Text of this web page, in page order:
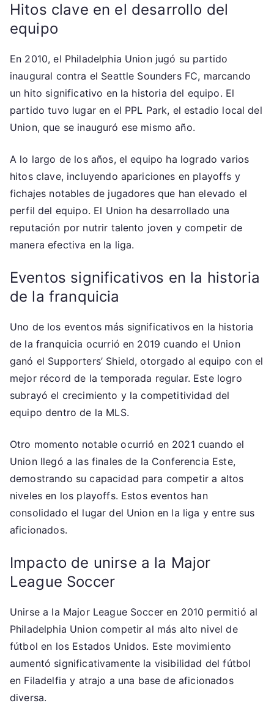
Hitos clave en el desarrollo del
equipo
En 2010, el Philadelphia Union jugó su partido
inaugural contra el Seattle Sounders FC, marcando
un hito significativo en la historia del equipo. El
partido tuvo lugar en el PPL Park, el estadio local del
Union, que se inauguró ese mismo año.
A lo largo de los años, el equipo ha logrado varios
hitos clave, incluyendo apariciones en playoffs y
fichajes notables de jugadores que han elevado el
perfil del equipo. El Union ha desarrollado una
reputación por nutrir talento joven y competir de
manera efectiva en la liga.
Eventos significativos en la historia
de la franquicia
Uno de los eventos más significativos en la historia
de la franquicia ocurrió en 2019 cuando el Union
ganó el Supporters’ Shield, otorgado al equipo con el
mejor récord de la temporada regular. Este logro
subrayó el crecimiento y la competitividad del
equipo dentro de la MLS.
Otro momento notable ocurrió en 2021 cuando el
Union llegó a las finales de la Conferencia Este,
demostrando su capacidad para competir a altos
niveles en los playoffs. Estos eventos han
consolidado el lugar del Union en la liga y entre sus
aficionados.
Impacto de unirse a la Major
League Soccer
Unirse a la Major League Soccer en 2010 permitió al
Philadelphia Union competir al más alto nivel de
fútbol en los Estados Unidos. Este movimiento
aumentó significativamente la visibilidad del fútbol
en Filadelfia y atrajo a una base de aficionados
diversa.